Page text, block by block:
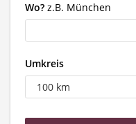
Wo? z.B. München
Umkreis